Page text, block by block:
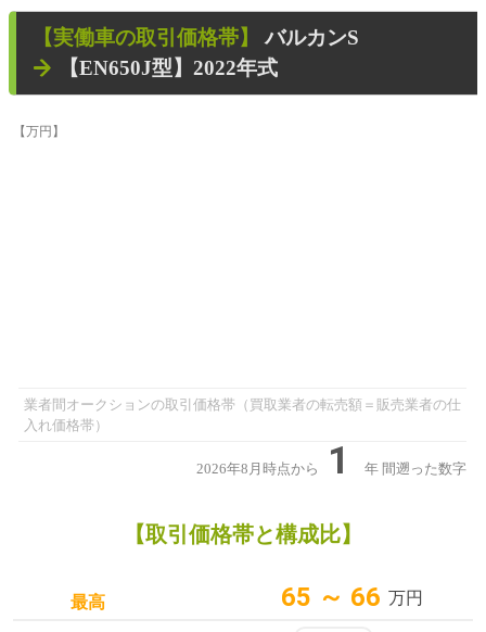
【実働車の取引価格帯】
バルカンS
【EN650J型】2022年式
【万円】
業者間オークションの取引価格帯（買取業者の転売額＝販売業者の仕
入れ価格帯）
2026年8月時点から 1 年 間遡った数字
【取引価格帯と構成比】
最高 65 ～ 66 万円